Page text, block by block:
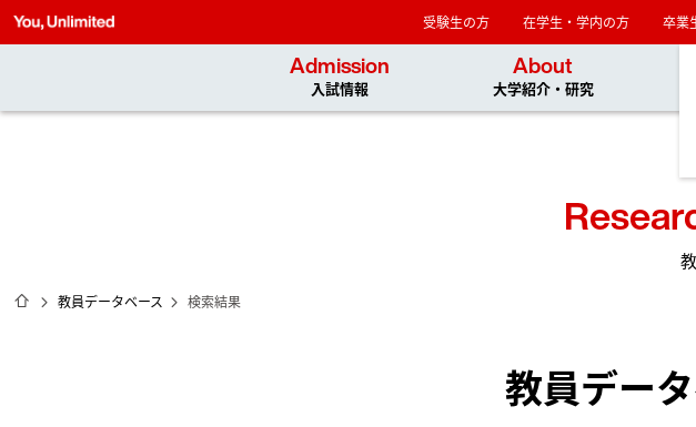
受験生の方 在学生・学内の方 卒業
Admission
入試情報
About
大学紹介・研究
ホーム
教員データベース 検索結果
教員デー